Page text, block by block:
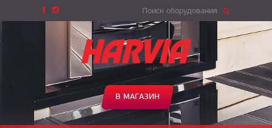
Поиск оборудования
В МАГАЗИН